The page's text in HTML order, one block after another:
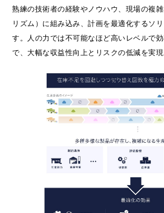
熟練の技術者の経験やノウハウ、現場の複
リズム）に組み込み、計画を最適化するソ
す。人の力では不可能なほど高いレベルで
で、大幅な収益性向上とリスクの低減を実現